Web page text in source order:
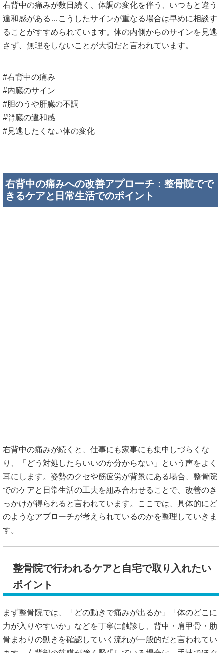
右背中の痛みが数日続く、体調の変化を伴う、いつもと違う
違和感がある…こうしたサインが重なる場合は早めに相談す
ることがすすめられています。体の内側からのサインを見逃
さず、無理をしないことが大切だと言われています。
#右背中の痛み
#内臓のサイン
#胆のうや肝臓の不調
#腎臓の違和感
#見逃したくない体の変化
右背中の痛みへの改善アプローチ：整骨院でで
きるケアと日常生活でのポイント
右背中の痛みが続くと、仕事にも家事にも集中しづらくな
り、「どう対処したらいいのか分からない」という声をよく
耳にします。姿勢のクセや筋疲労が背景にある場合、整骨院
でのケアと日常生活の工夫を組み合わせることで、改善のき
っかけが得られると言われています。ここでは、具体的にど
のようなアプローチが考えられているのかを整理していきま
す。
整骨院で行われるケアと自宅で取り入れたい
ポイント
まず整骨院では、「どの動きで痛みが出るか」「体のどこに
力が入りやすいか」などを丁寧に触診し、背中・肩甲骨・肋
骨まわりの動きを確認していく流れが一般的だと言われてい